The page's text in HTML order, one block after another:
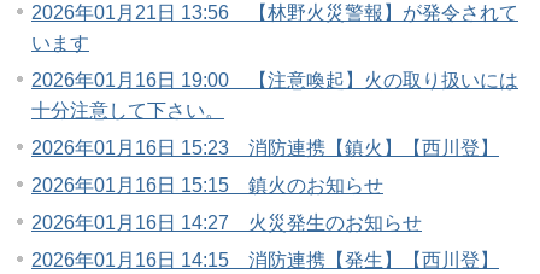
2026年01月21日 13:56 【林野火災警報】が発令されて
います
2026年01月16日 19:00 【注意喚起】火の取り扱いには
十分注意して下さい。
2026年01月16日 15:23 消防連携【鎮火】【西川登】
2026年01月16日 15:15 鎮火のお知らせ
2026年01月16日 14:27 火災発生のお知らせ
2026年01月16日 14:15 消防連携【発生】【西川登】